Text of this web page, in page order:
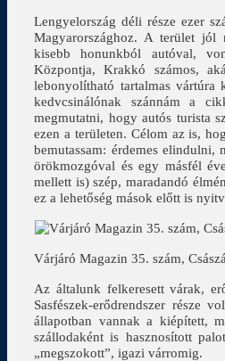
Lengyelország déli része ezer
Magyarországhoz. A terület jól
kisebb honunkból autóval,
Központja, Krakkó számos,
lebonyolítható tartalmas vártúra
kedvcsinálónak szánnám a
megmutatni, hogy autós turista
ezen a területen. Célom az is,
bemutassam: érdemes
örökmozgóval és egy másfél
mellett is) szép, maradandó
ez a lehetőség mások előtt is
Várjáró Magazin 35. szám,
Az általunk felkeresett várak,
Sasfészek-erődrendszer része
állapotban vannak a kiépített,
szállodaként is hasznosított
„megszokott”, igazi várromig.